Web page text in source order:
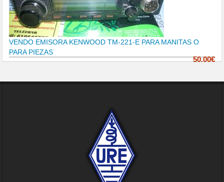
VENDO EMISORA KENWOOD TM-221-E PARA MANITAS O
PARA PIEZAS
50.00€